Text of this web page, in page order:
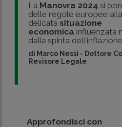
La Manovra 2024 si
delle regole europee
delicata situazione
economica influenzata
dalla spinta
di Marco Nessi - Dottore
Revisore Legale
Approfondisci con